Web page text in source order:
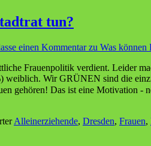
tun?
einen Kommentarzu Was können
Frauenpolitik verdient. Leider
weiblich. Wir GRÜNEN sind die
gehören! Das ist eine Motivation
Alleinerziehende, Dresden, Frauen,